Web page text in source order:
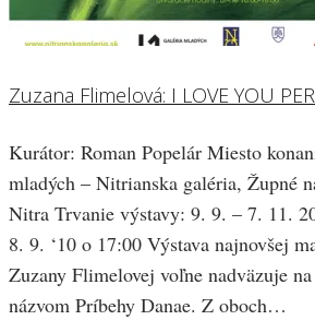
Zuzana Flimelová: I LOVE YOU
Kurátor: Roman Popelár Miesto
mladých – Nitrianska galéria, Župné
Nitra Trvanie výstavy: 9. 9. – 7. 11.
8. 9. ‘10 o 17:00 Výstava najnovšej
Zuzany Flimelovej voľne nadväzuje
názvom Príbehy Danae. Z oboch…